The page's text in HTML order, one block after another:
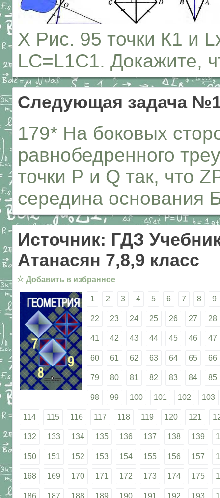
X Рис. 95 точки К1 и
LC=L1C1. Докажите,
Следующая задача
179* На боковых
равнобедренного
точки Р и Q так, что
середина основания
Источник: ГДЗ
Атанасян 7,8,9 класс
☆ Добавить в избранное
1 2 3 4 5 6 7 8 9
22 23 24 25 26 27 28
41 42 43 44 45 46 47
60 61 62 63 64 65 66
79 80 81 82 83 84 85
98 99 100 101 102 103
114 115 116 117 118 119 120 121
132 133 134 135 136 137 138 139
150 151 152 153 154 155 156 157
168 169 170 171 172 173 174 175
186 187 188 189 190 191 192 193